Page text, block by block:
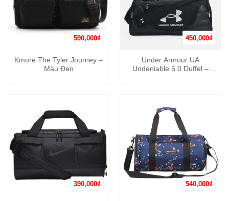
590,000₫
Kmore The Tyler Journey –
Màu Đen
450,000₫
Under Armour UA
Undeniable 5.0 Duffel –
390,000₫ 540,000₫